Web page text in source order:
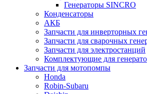
Генераторы SINCRO
Конденсаторы
АКБ
Запчасти для инверторных
Запчасти для сварочных
Запчасти для электростанций
Комплектующие для
Запчасти для мотопомпы
Honda
Robin-Subaru